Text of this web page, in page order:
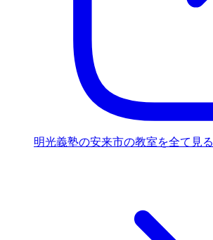
明光義塾の安来市の教室を全て見る